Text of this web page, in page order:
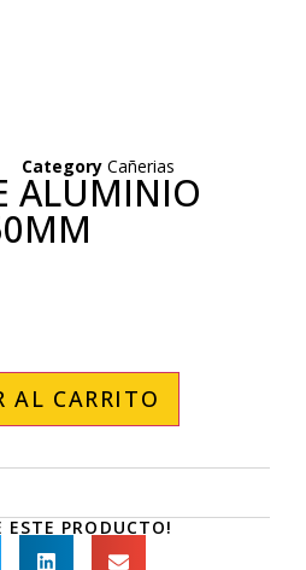
Category Cañerias
ALUMINIO
AL CARRITO
ESTE PRODUCTO!